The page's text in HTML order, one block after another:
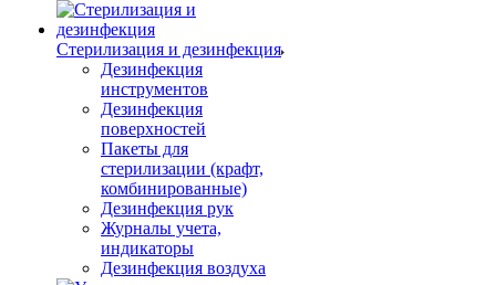
Стерилизация и дезинфекция
Дезинфекция
инструментов
Дезинфекция
поверхностей
Пакеты для
стерилизации (крафт,
комбинированные)
Дезинфекция рук
Журналы учета,
индикаторы
Дезинфекция воздуха